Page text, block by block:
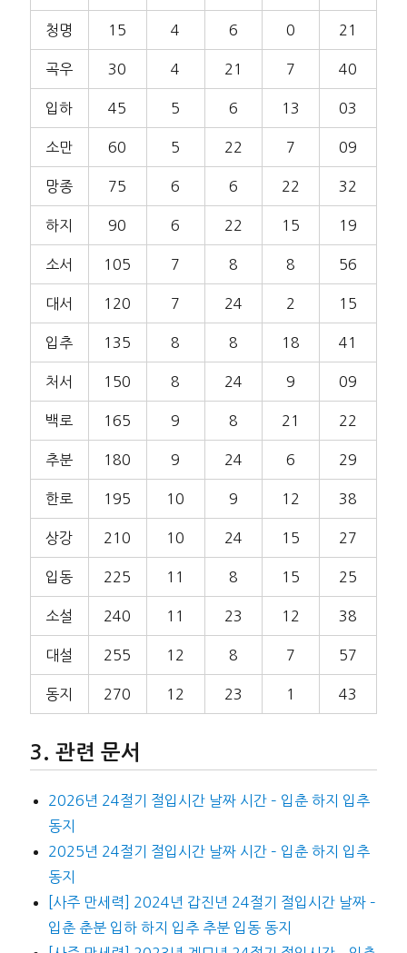
청명 15 4 6 0 21
곡우 30 4 21 7 40
입하 45 5 6 13 03
소만 60 5 22 7 09
망종 75 6 6 22 32
하지 90 6 22 15 19
소서 105 7 8 8 56
대서 120 7 24 2 15
입추 135 8 8 18 41
처서 150 8 24 9 09
백로 165 9 8 21 22
추분 180 9 24 6 29
한로 195 10 9 12 38
상강 210 10 24 15 27
입동 225 11 8 15 25
소설 240 11 23 12 38
대설 255 12 8 7 57
동지 270 12 23 1 43
관련 문서
2026년 24절기 절입시간 날짜 시간 – 입춘 하지 입추
동지
2025년 24절기 절입시간 날짜 시간 – 입춘 하지 입추
동지
[사주 만세력] 2024년 갑진년 24절기 절입시간 날짜 –
입춘 춘분 입하 하지 입추 추분 입동 동지